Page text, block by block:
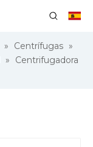
» Centrífugas »
»
Centrifugadora